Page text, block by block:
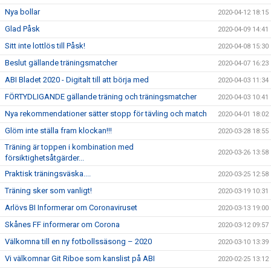
Nya bollar 2020-04-12 18:15
Glad Påsk 2020-04-09 14:41
Sitt inte lottlös till Påsk! 2020-04-08 15:30
Beslut gällande träningsmatcher 2020-04-07 16:23
ABI Bladet 2020 - Digitalt till att börja med 2020-04-03 11:34
FÖRTYDLIGANDE gällande träning och träningsmatcher 2020-04-03 10:41
Nya rekommendationer sätter stopp för tävling och match 2020-04-01 18:02
Glöm inte ställa fram klockan!!! 2020-03-28 18:55
Träning är toppen i kombination med
försiktighetsåtgärder...
2020-03-26 13:58
Praktisk träningsväska.... 2020-03-25 12:58
Träning sker som vanligt! 2020-03-19 10:31
Arlövs BI Informerar om Coronaviruset 2020-03-13 19:00
Skånes FF informerar om Corona 2020-03-12 09:57
Välkomna till en ny fotbollssäsong – 2020 2020-03-10 13:39
Vi välkomnar Git Riboe som kanslist på ABI 2020-02-25 13:12